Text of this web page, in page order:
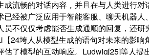
成流畅的对话内容，并且在与人类进行对
已经被广泛应用于智能客服、聊天机器人
员不仅仅考虑能否生成通顺的回复，还研
24垮人从模型生成的语句对未来的影响
估了模型的互动响应。Ludwig[25]等人提